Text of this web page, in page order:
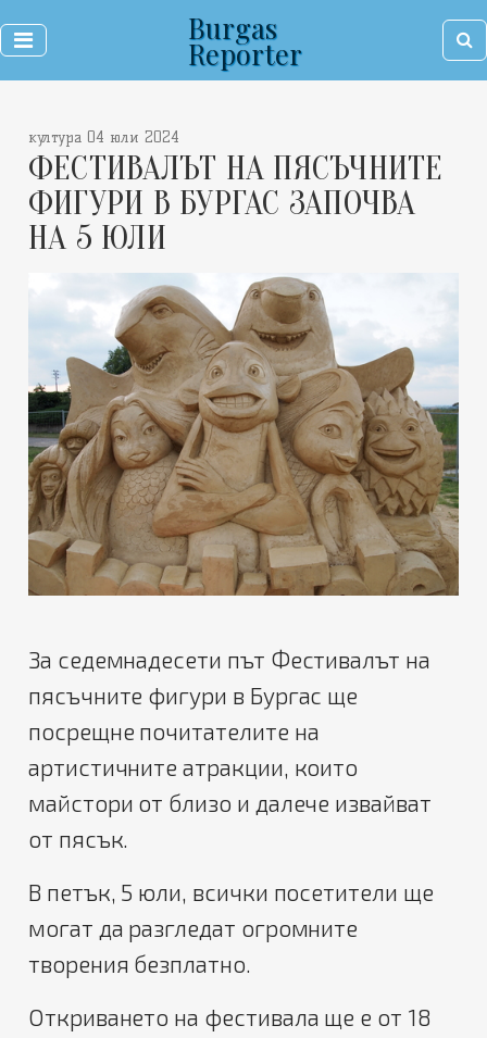
Burgas
Reporter
култура 04 юли 2024
ФЕСТИВАЛЪТ НА ПЯСЪЧНИТЕ
ФИГУРИ В БУРГАС ЗАПОЧВА
НА 5 ЮЛИ
За седемнадесети път Фестивалът на
пясъчните фигури в Бургас ще
посрещне почитателите на
артистичните атракции, които
майстори от близо и далече извайват
от пясък.
В петък, 5 юли, всички посетители ще
могат да разгледат огромните
творения безплатно.
Откриването на фестивала ще е от 18